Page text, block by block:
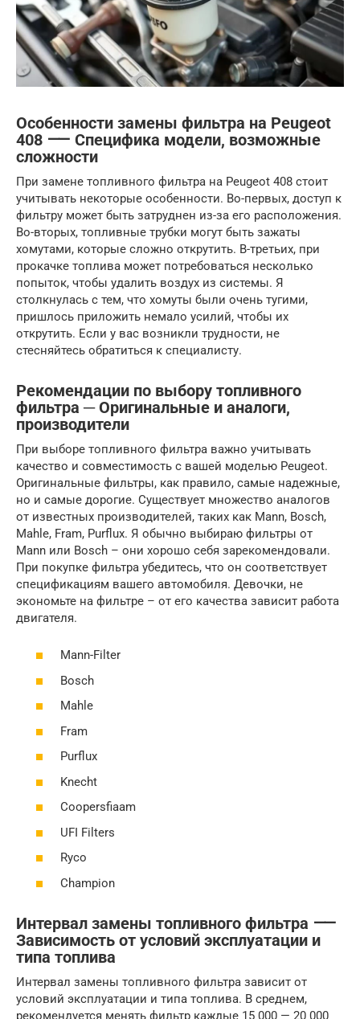
Особенности замены фильтра на Peugeot
408 ⸺ Специфика модели, возможные
сложности
При замене топливного фильтра на Peugeot 408 стоит
учитывать некоторые особенности. Во-первых, доступ к
фильтру может быть затруднен из-за его расположения.
Во-вторых, топливные трубки могут быть зажаты
хомутами, которые сложно открутить. В-третьих, при
прокачке топлива может потребоваться несколько
попыток, чтобы удалить воздух из системы. Я
столкнулась с тем, что хомуты были очень тугими,
пришлось приложить немало усилий, чтобы их
открутить. Если у вас возникли трудности, не
стесняйтесь обратиться к специалисту.
Рекомендации по выбору топливного
фильтра ─ Оригинальные и аналоги,
производители
При выборе топливного фильтра важно учитывать
качество и совместимость с вашей моделью Peugeot.
Оригинальные фильтры, как правило, самые надежные,
но и самые дорогие. Существует множество аналогов
от известных производителей, таких как Mann, Bosch,
Mahle, Fram, Purflux. Я обычно выбираю фильтры от
Mann или Bosch – они хорошо себя зарекомендовали.
При покупке фильтра убедитесь, что он соответствует
спецификациям вашего автомобиля. Девочки, не
экономьте на фильтре – от его качества зависит работа
двигателя.
Mann-Filter
Bosch
Mahle
Fram
Purflux
Knecht
Coopersfiaam
UFI Filters
Ryco
Champion
Интервал замены топливного фильтра ⸺
Зависимость от условий эксплуатации и
типа топлива
Интервал замены топливного фильтра зависит от
условий эксплуатации и типа топлива. В среднем,
рекомендуется менять фильтр каждые 15 000 — 20 000